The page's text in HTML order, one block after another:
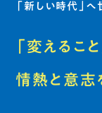
「新しい時代」
「変えるこ
情熱と意志